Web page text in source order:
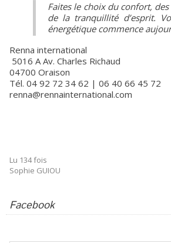
Faites le choix du confort,
de la tranquillité d’esprit.
énergétique commence
Renna international
5016 A Av. Charles Richaud
04700 Oraison
Tél. 04 92 72 34 62 | 06 40 66 45 72
renna@rennainternational.com
Lu 134 fois
Sophie GUIOU
Facebook